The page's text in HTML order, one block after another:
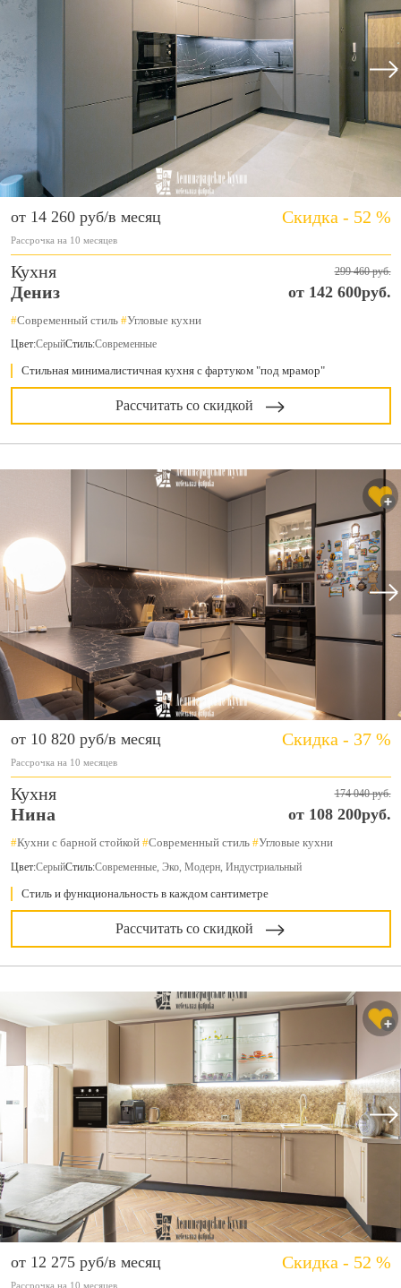
от 14 260 руб/в месяц Скидка - 52 %
Рассрочка на 10 месяцев
Кухня 299 460 руб.
Дениз от 142 600руб.
#Современный стиль #Угловые кухни
Цвет:СерыйСтиль:Современные
Стильная минималистичная кухня с фартуком "под мрамор"
Рассчитать со скидкой
от 10 820 руб/в месяц Скидка - 37 %
Рассрочка на 10 месяцев
Кухня 174 040 руб.
Нина от 108 200руб.
#Кухни с барной стойкой #Современный стиль #Угловые кухни
Цвет:СерыйСтиль:Современные, Эко, Модерн, Индустриальный
Стиль и функциональность в каждом сантиметре
Рассчитать со скидкой
от 12 275 руб/в месяц Скидка - 52 %
Рассрочка на 10 месяцев